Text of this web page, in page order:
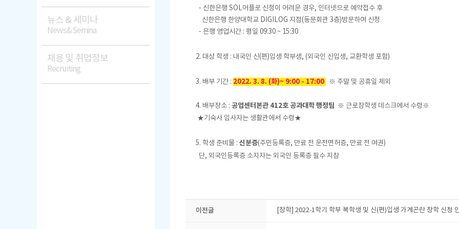
뉴스 & 세미나
News&Semina
채용 및 취업정보
Recruiting
- 신한은행 SOL어플로 신청이 어려운 경우, 인터넷으로 예약접수 후
신한은행 한양대학교 DIGILOG 지점(동문회관 3층)방문하여 신청
- 은행 영업시간 : 평일 09:30 ~ 15:30
2. 대상 학생 : 내국인 신(편)입생 학부생, (외국인 신입생, 교환학생 포함)
3. 배부 기간 : 2022. 3. 8. (화)~ 9:00 - 17:00 ※ 주말 및 공휴일 제외
4. 배부장소 : 공업센터본관 412호 공과대학 행정팀 ※ 근로장학생 데스크에서 수령※
★기숙사 입사자는 생활관에서 수령★
5. 학생 준비물 : 신분증(주민등록증, 만료 전 운전면허증, 만료 전 여권)
단, 외국인등록증 소지자는 외국인 등록증 필수 지참
이전글 [장학] 2022-1학기 학부 복학생 및 신(편)입생 가계곤란 장학 신청